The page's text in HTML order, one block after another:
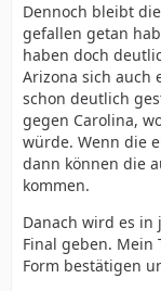
Dennoch bleibt
gefallen getan
haben doch
Arizona sich auch
schon deutlich
gegen Carolina,
würde. Wenn die
dann können die
kommen.
Danach wird es in
Final geben. Mein
Form bestätigen